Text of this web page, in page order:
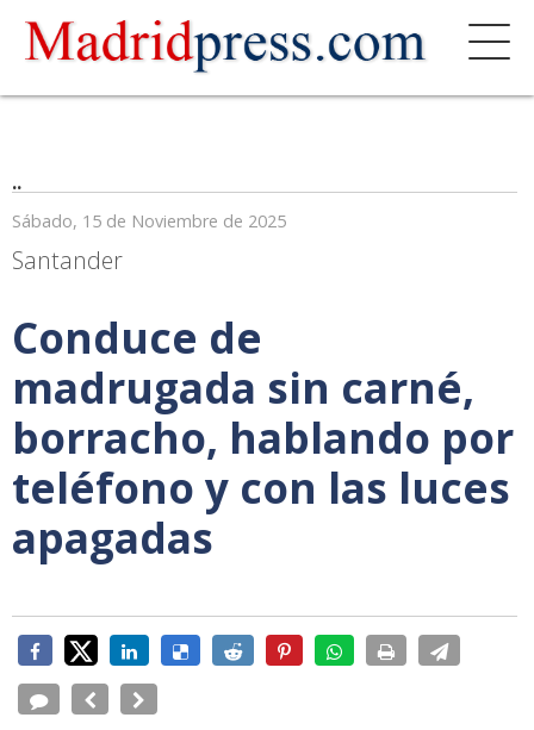
..
Sábado, 15 de Noviembre de 2025
Santander
Conduce de
madrugada sin carné,
borracho, hablando por
teléfono y con las luces
apagadas